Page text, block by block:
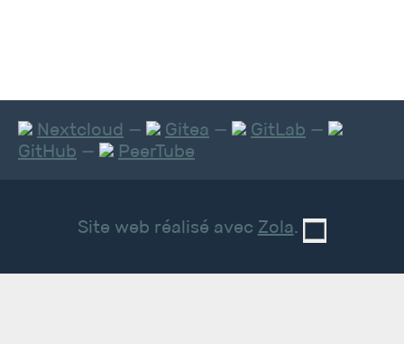
Nextcloud — Gitea — GitLab —
GitHub — PeerTube
Site web réalisé avec Zola.